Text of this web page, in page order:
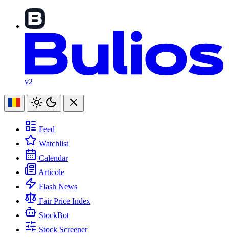
v2
Feed
Watchlist
Calendar
Articole
Flash News
Fair Price Index
StockBot
Stock Screener